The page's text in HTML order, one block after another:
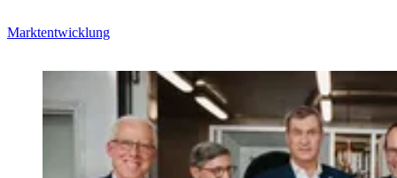
Marktentwicklung